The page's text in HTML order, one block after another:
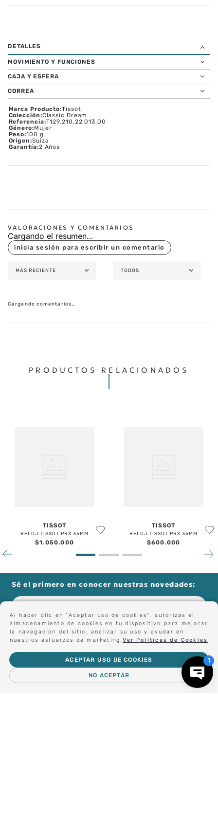
Al hacer clic en "Aceptar uso de cookies", autorizas el
almacenamiento de cookies en tu dispositivo para mejorar
la navegación del sitio, analizar su uso y ayudar en
nuestros esfuerzos de marketing.Ver Políticas de Cookies
NO ACEPTAR
ACEPTAR USO DE COOKIES
MOVIMIENTO Y FUNCIONES
CAJA Y ESFERA
CORREA
Marca Producto:Tissot
Colección:Classic Dream
Referencia:T129.210.22.013.00
Género:Mujer
Peso:100 g
Origen:Suiza
Garantía:2 Años
Cargando el resumen…
MÁS RECIENTE TODOS
Cargando comentarios…
PRODUCTOS RELACIONADOS
TISSOT
RELOJ TISSOT PRX 35MM
$1.050.000
TISSOT
RELOJ TISSOT PRX 35MM
$600.000
Sé el primero en conocer nuestras novedades:
Forma parte de nuestros clientes exclusivos.
Centro de Ayuda